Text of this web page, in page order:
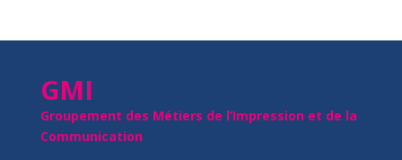
GMI
Groupement des Métiers de l’Impression et de la
Communication